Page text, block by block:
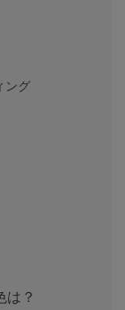
ング
は？